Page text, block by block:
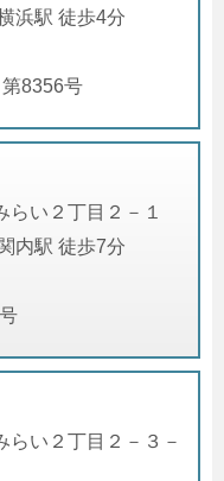
浜駅 徒歩4分
8356号
い２丁目２－１
内駅 徒歩7分
らい２丁目２－３－